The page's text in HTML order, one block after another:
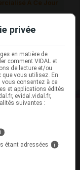
privée
en matière de
comment VIDAL et
de lecture et/ou
que vous utilisez. En
vous consentez à ce
et applications édités
evidal.vidal.fr,
suivantes :
i
étant adressées i